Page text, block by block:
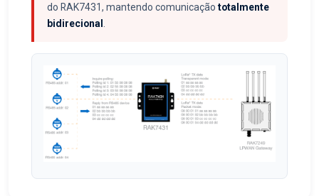
do RAK7431, mantendo comunicação totalmente
bidirecional